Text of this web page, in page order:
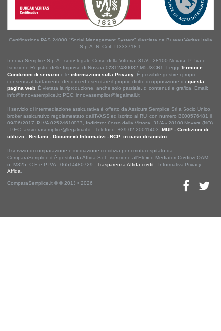
Certificazione PAS 24000 "Social Management System" rilasciata da Bureau Veritas Italia
S.p.A. N. Cert. IT333718-1
Innova Semplice S.p.A., sede legale Corso della Vittoria, 31/A - 28100 Novara. P. Iva e
Iscrizione Registro delle Imprese di Novara 02312430032 M5UXCR1. Leggi Termini e
Condizioni di servizio e le informazioni sulla Privacy. È possibile gestire i propri
consensi al trattamento dei dati ed esercitare il proprio diritto di opposizione da questa
pagina web. È vietata la riproduzione, anche solo parziale, di contenuti e grafica. Email:
info@innovasemplice.it; PEC: innovasemplice@legalmail.it
Il servizio di intermediazione assicurativa è offerto da Assicura Semplice Srl a Socio Unico,
broker assicurativo regolamentato dall'IVASS ed iscritto al RUI con numero B000576481 il
09/06/2017, P.IVA 02524610033, Indirizzo: Corso della Vittoria, 31/A - 28100 Novara (NO)
- PEC: assicurasemplice@legalmail.it - Telefono: +39 02 20011403. MUP - Condizioni di
utilizzo - Reclami - Documenti Informativi - RCP: in caso di sinistro
Il servizio di comparazione e mediazione creditizia per i mutui ospitato da
ComparaSemplice.it è gestito da Affida S.r.l., iscrizione all'Elenco Mediatori Creditizi OAM
n. M325, C.F. e P.IVA : 06514480729 - Trasparenza Affida.credit - Informativa Privacy
Affida.
ComparaSemplice.it © ® 2013 • 2026